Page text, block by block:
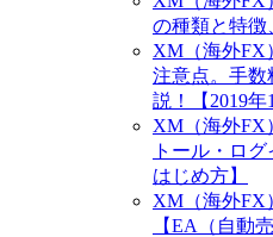
の種類と特徴
XM（海外FX
注意点。手数
説！【2019年
XM（海外FX
トール・ロ
はじめ方】
XM（海外FX
【EA（自動